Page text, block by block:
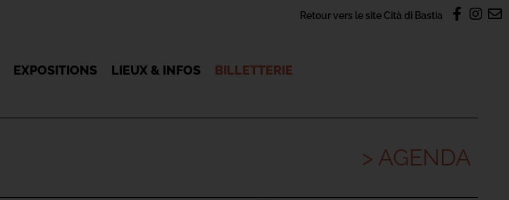
Retour vers le site Cità di Bastia
EXPOSITIONS LIEUX & INFOS BILLETTERIE
> AGENDA